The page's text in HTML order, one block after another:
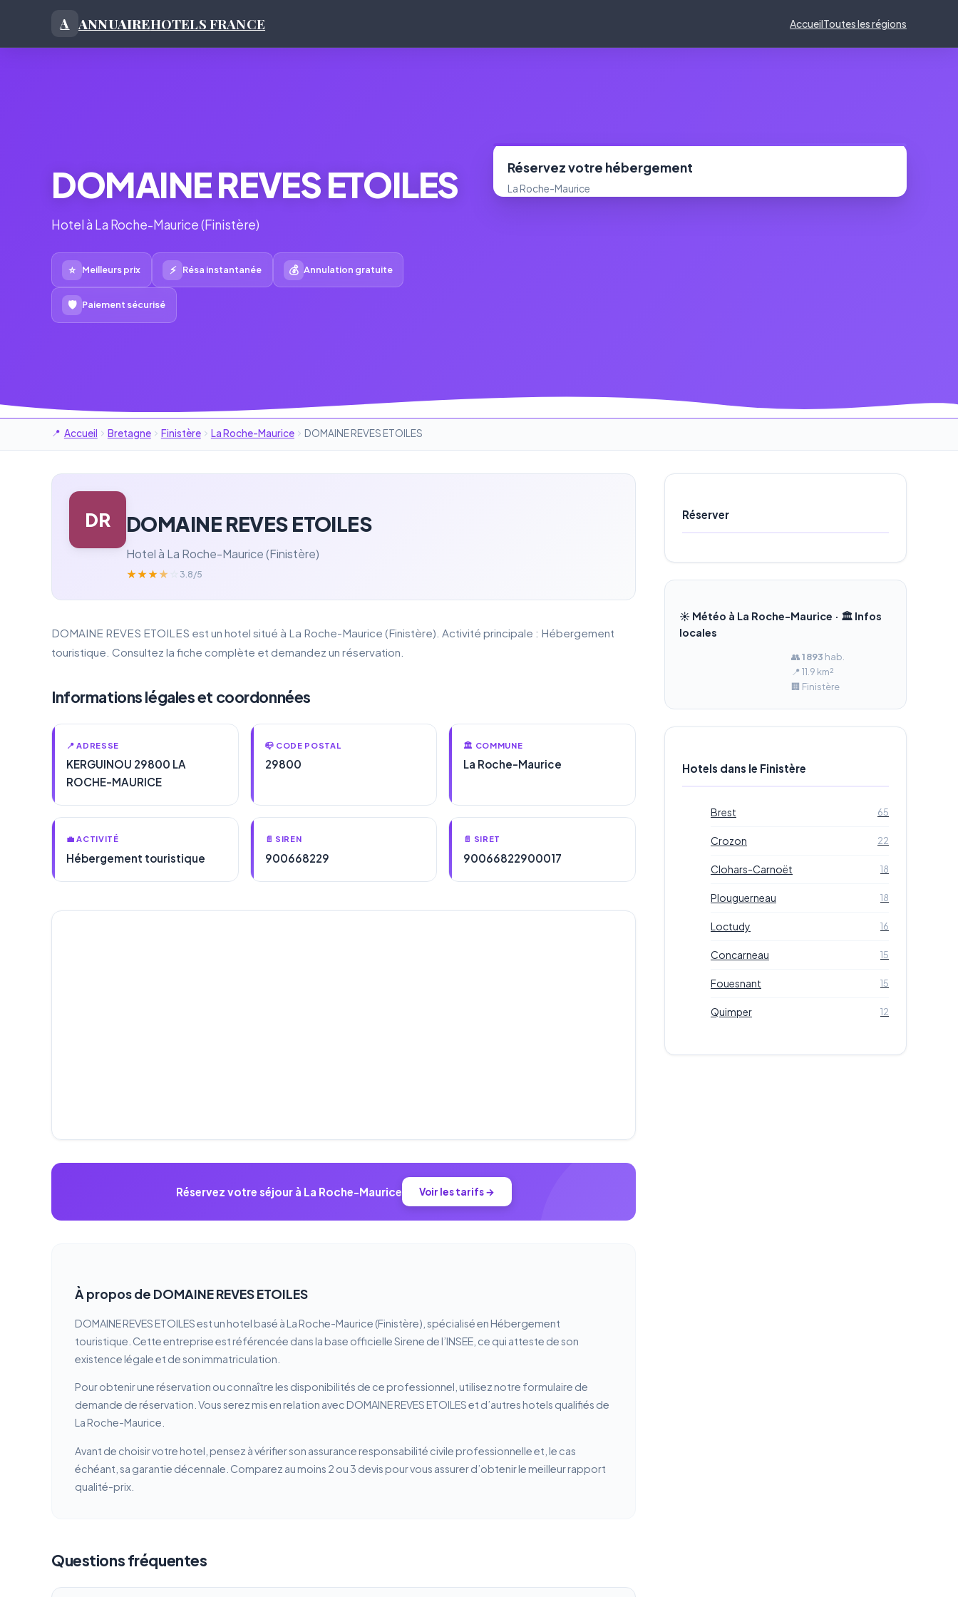
A ANNUAIREHOTELS FRANCE AccueilToutes les régions
DOMAINE REVES ETOILES
Hotel à La Roche-Maurice (Finistère)
⭐ Meilleurs prix ⚡ Résa instantanée 💰 Annulation gratuite
🛡 Paiement sécurisé
Réservez votre hébergement
La Roche-Maurice
Accueil Bretagne Finistère La Roche-Maurice DOMAINE REVES ETOILES
DR DOMAINE REVES ETOILES
Hotel à La Roche-Maurice (Finistère)
★★★★ 3.8/5
DOMAINE REVES ETOILES est un hotel situé à La Roche-Maurice (Finistère). Activité principale : Hébergement
touristique. Consultez la fiche complète et demandez un réservation.
Informations légales et coordonnées
📍 ADRESSE
KERGUINOU 29800 LA
ROCHE-MAURICE
📪 CODE POSTAL
29800
🏛️ COMMUNE
La Roche-Maurice
💼 ACTIVITÉ
Hébergement touristique
📄 SIREN
900668229
📄 SIRET
90066822900017
Réservez votre séjour à La Roche-Maurice Voir les tarifs →
À propos de DOMAINE REVES ETOILES
DOMAINE REVES ETOILES est un hotel basé à La Roche-Maurice (Finistère), spécialisé en Hébergement
touristique. Cette entreprise est référencée dans la base officielle Sirene de l’INSEE, ce qui atteste de son
existence légale et de son immatriculation.
Pour obtenir une réservation ou connaître les disponibilités de ce professionnel, utilisez notre formulaire de
demande de réservation. Vous serez mis en relation avec DOMAINE REVES ETOILES et d’autres hotels qualifiés de
La Roche-Maurice.
Avant de choisir votre hotel, pensez à vérifier son assurance responsabilité civile professionnelle et, le cas
échéant, sa garantie décennale. Comparez au moins 2 ou 3 devis pour vous assurer d’obtenir le meilleur rapport
qualité-prix.
Questions fréquentes
Réserver
☀️ Météo à La Roche-Maurice · 🏛️ Infos
locales
👥1 893 hab.
📍 11.9 km²
🏢 Finistère
Hotels dans le Finistère
Brest 65
Crozon 22
Clohars-Carnoët 18
Plouguerneau 18
Loctudy 16
Concarneau 15
Fouesnant 15
Quimper 12